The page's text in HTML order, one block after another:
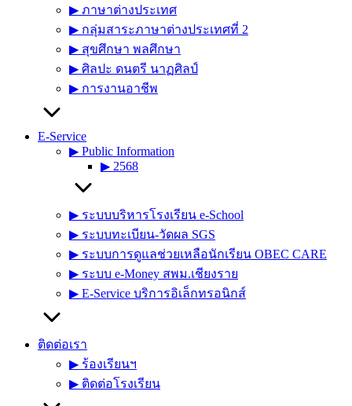
▶︎ ภาษาต่างประเทศ
▶︎ กลุ่มสาระภาษาต่างประเทศที่ 2
▶︎ สุขศึกษา พลศึกษา
▶︎ ศิลปะ ดนตรี นาฏศิลป์
▶︎ การงานอาชีพ
E-Service
▶︎ Public Information
▶︎ 2568
▶︎ ระบบบริหารโรงเรียน e-School
▶︎ ระบบทะเบียน-วัดผล SGS
▶︎ ระบบการดูแลช่วยเหลือนักเรียน OBEC CARE
▶︎ ระบบ e-Money สพม.เชียงราย
▶︎ E-Service บริการอิเล็กทรอนิกส์
ติดต่อเรา
▶︎ ร้องเรียนฯ
▶︎ ติดต่อโรงเรียน